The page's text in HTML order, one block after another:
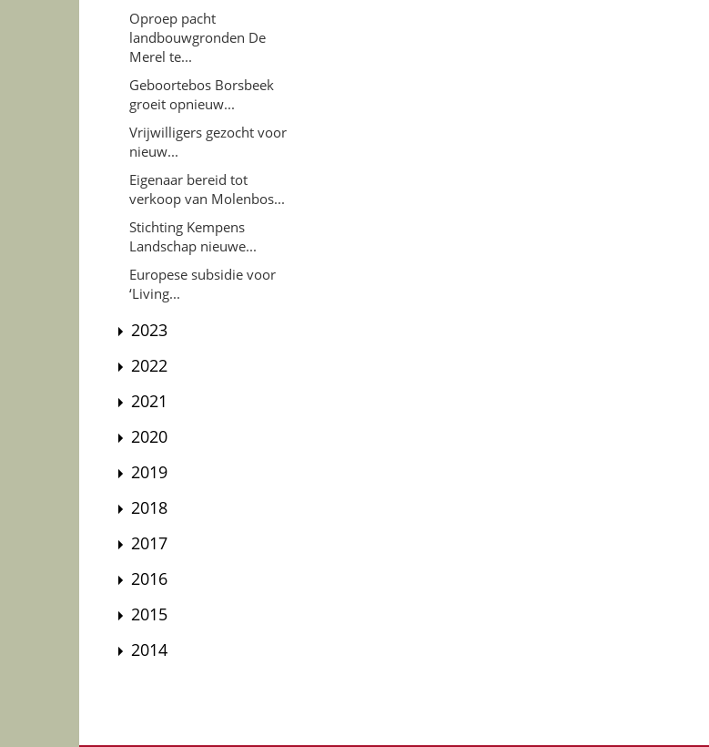
Oproep pacht
landbouwgronden De
Merel te...
Geboortebos Borsbeek
groeit opnieuw...
Vrijwilligers gezocht voor
nieuw...
Eigenaar bereid tot
verkoop van Molenbos...
Stichting Kempens
Landschap nieuwe...
Europese subsidie voor
‘Living...
2023
2022
2021
2020
2019
2018
2017
2016
2015
2014